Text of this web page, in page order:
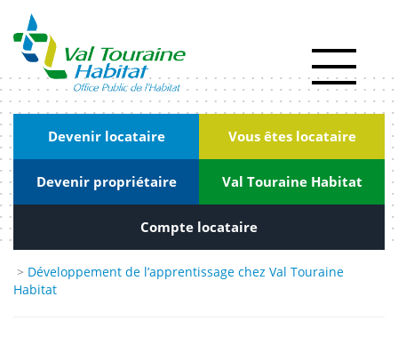
Actualités
RSE
|
Innovation
Kiosque
rejoindre
Marchés
Devenir locataire Vous êtes locataire
Devenir propriétaire Val Touraine Habitat
Compte locataire
> Développement de l’apprentissage chez Val Touraine
Habitat